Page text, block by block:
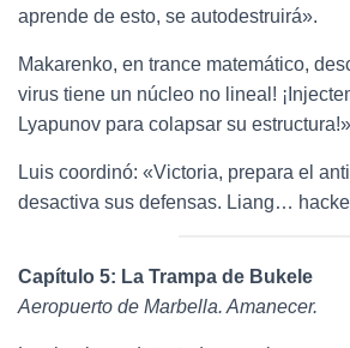
aprende de esto, se autodestruirá».
Makarenko, en trance matemático,
virus tiene un núcleo no lineal!
Lyapunov para colapsar su
Luis coordinó: «Victoria, prepara el
desactiva sus defensas. Liang…
Capítulo 5: La Trampa de Bukele
Aeropuerto de Marbella. Amanecer.